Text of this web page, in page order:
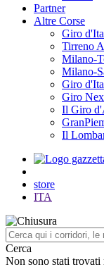
Partner
Altre Corse
Giro
Tirreno
Milano-
Milano-
Giro
Giro
Il Giro
Il
store
ITA
Cerca
Non sono stati trovati